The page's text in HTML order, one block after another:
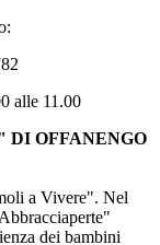
alle 11.00
DI OFFANENGO
a Vivere". Nel
dei bambini